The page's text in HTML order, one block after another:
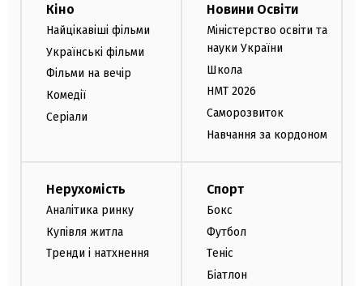
Кіно
Найцікавіші фільми
Українські фільми
Фільми на вечір
Комедії
Серіали
Новини Освіти
Міністерство освіти та
науки України
Школа
НМТ 2026
Саморозвиток
Навчання за кордоном
Нерухомість
Аналітика ринку
Купівля житла
Тренди і натхнення
Спорт
Бокс
Футбол
Теніс
Біатлон